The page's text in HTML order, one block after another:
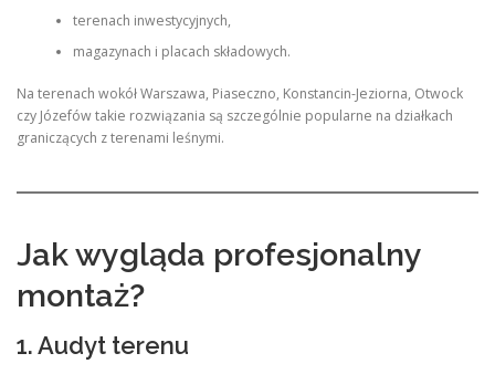
terenach inwestycyjnych,
magazynach i placach składowych.
Na terenach wokół Warszawa, Piaseczno, Konstancin-Jeziorna, Otwock
czy Józefów takie rozwiązania są szczególnie popularne na działkach
graniczących z terenami leśnymi.
Jak wygląda profesjonalny
montaż?
1. Audyt terenu